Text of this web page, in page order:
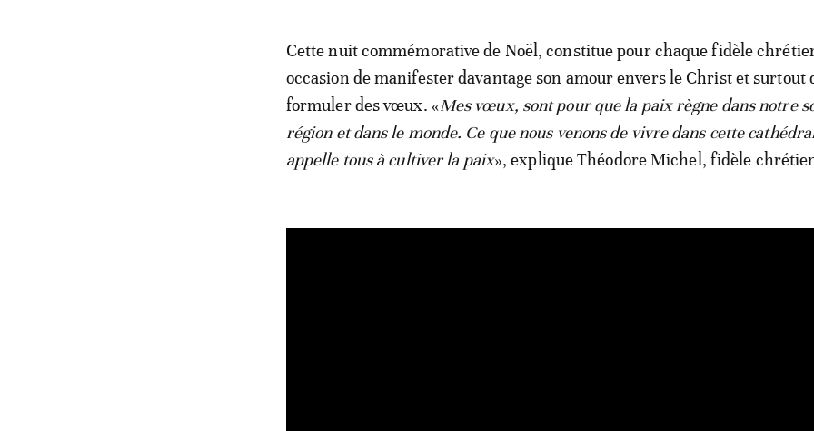
Cette nuit commémorative de Noël, constitue pour chaque fidèle
occasion de manifester davantage son amour envers le Christ et surtout
formuler des vœux. «Mes vœux, sont pour que la paix règne dans notre
région et dans le monde. Ce que nous venons de vivre dans cette
appelle tous à cultiver la paix», explique Théodore Michel, fidèle